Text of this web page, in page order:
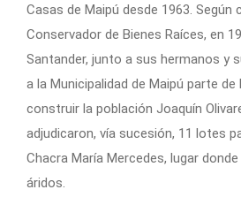
Casas de Maipú desde 1963. Según
Conservador de Bienes Raíces, en
Santander, junto a sus hermanos y
a la Municipalidad de Maipú parte
construir la población Joaquín
adjudicaron, vía sucesión, 11 lotes
Chacra María Mercedes, lugar
áridos.